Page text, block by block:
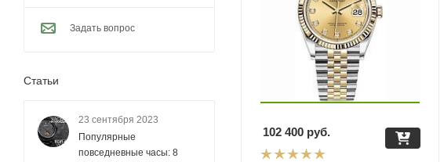
102 400 руб.
Задать вопрос
Статьи
23 сентября 2023
Популярные
повседневные часы: 8